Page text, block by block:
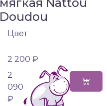
мягкая Nattou
Doudou
Цвет
2 200 ₽
2
090
₽